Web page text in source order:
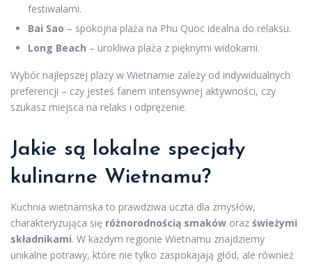
festiwalami.
Bai Sao – spokojna plaża na Phu Quoc idealna do relaksu.
Long Beach – urokliwa plaża z pięknymi widokami.
Wybór najlepszej plaży w Wietnamie zależy od indywidualnych
preferencji – czy jesteś fanem intensywnej aktywności, czy
szukasz miejsca na relaks i odprężenie.
Jakie są lokalne specjały
kulinarne Wietnamu?
Kuchnia wietnamska to prawdziwa uczta dla zmysłów,
charakteryzująca się różnorodnością smaków oraz świeżymi
składnikami. W każdym regionie Wietnamu znajdziemy
unikalne potrawy, które nie tylko zaspokajają głód, ale również